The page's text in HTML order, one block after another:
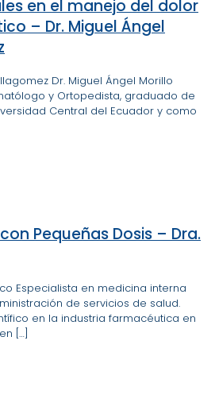
en el manejo del dolor
– Dr. Miguel Ángel
Dr. Miguel Ángel Morillo
y Ortopedista, graduado de
Central del Ecuador y como
Pequeñas Dosis – Dra.
Especialista en medicina interna
de servicios de salud.
en la industria farmacéutica en
[…]